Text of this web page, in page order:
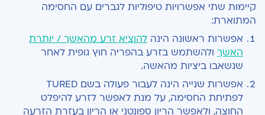
קיימות שתי אפשרויות טיפוליות לגברים עם החסימה
המתוארת:
אפשרות ראשונה הינה להוציא זרע מהאשך / יותרת
האשך ולהשתמש בזרע בהפריה חוץ גופית לאחר
שנשאבו ביציות מהאשה.
אפשרות שנייה הינה לעבור פעולה בשם TURED
לפתיחת החסימה, על מנת לאפשר לזרע להיפלט
החוצה, ולאפשר הריון ספונטני או הריון בעזרת הזרעה